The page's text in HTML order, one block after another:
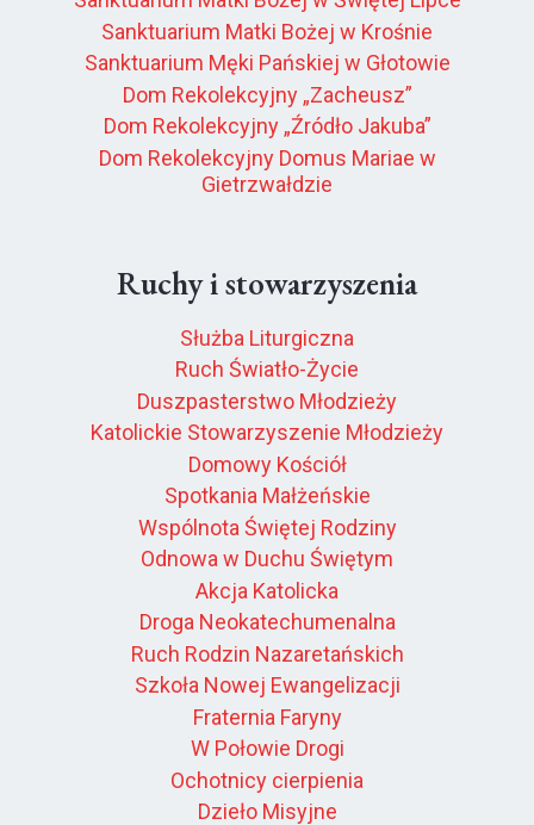
Sanktuarium Matki Bożej w Krośnie
Sanktuarium Męki Pańskiej w Głotowie
Dom Rekolekcyjny „Zacheusz”
Dom Rekolekcyjny „Źródło Jakuba”
Dom Rekolekcyjny Domus Mariae w
Gietrzwałdzie
Ruchy i stowarzyszenia
Służba Liturgiczna
Ruch Światło-Życie
Duszpasterstwo Młodzieży
Katolickie Stowarzyszenie Młodzieży
Domowy Kościół
Spotkania Małżeńskie
Wspólnota Świętej Rodziny
Odnowa w Duchu Świętym
Akcja Katolicka
Droga Neokatechumenalna
Ruch Rodzin Nazaretańskich
Szkoła Nowej Ewangelizacji
Fraternia Faryny
W Połowie Drogi
Ochotnicy cierpienia
Dzieło Misyjne